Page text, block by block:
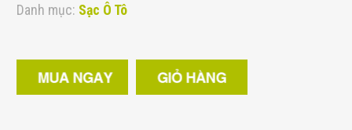
Danh mục: Sạc Ô Tô